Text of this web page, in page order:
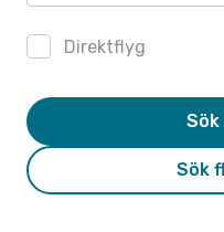
Direktflyg
Sök